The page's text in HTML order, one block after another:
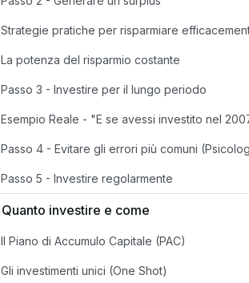
Strategie pratiche per risparmiare
La potenza del risparmio costante
Passo 3 - Investire per il lungo periodo
Esempio Reale - "E se avessi investito nel
Passo 4 - Evitare gli errori più comuni
Passo 5 - Investire regolarmente
Quanto investire e come
Il Piano di Accumulo Capitale (PAC)
Gli investimenti unici (One Shot)